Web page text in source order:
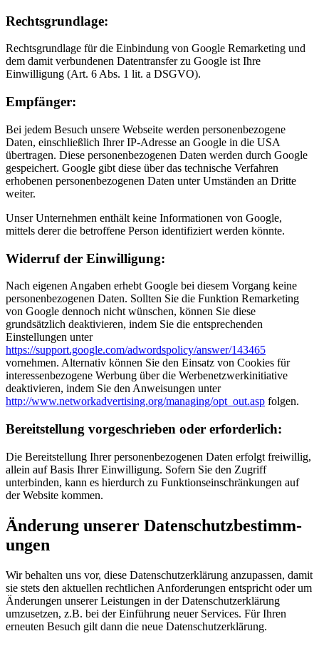
Rechts­grund­lage:
Rechtsgrundlage für die Einbindung von Google Remarketing und
dem damit verbundenen Datentransfer zu Google ist Ihre
Einwilligung (Art. 6 Abs. 1 lit. a DSGVO).
Empfänger:
Bei jedem Besuch unsere Webseite werden personenbezogene
Daten, einschließlich Ihrer IP-Adresse an Google in die USA
übertragen. Diese personenbezogenen Daten werden durch Google
gespeichert. Google gibt diese über das technische Verfahren
erhobenen personenbezogenen Daten unter Umständen an Dritte
weiter.
Unser Unternehmen enthält keine Informationen von Google,
mittels derer die betroffene Person identifiziert werden könnte.
Widerruf der Ein­willig­ung:
Nach eigenen Angaben erhebt Google bei diesem Vorgang keine
personenbezogenen Daten. Sollten Sie die Funktion Remarketing
von Google dennoch nicht wünschen, können Sie diese
grundsätzlich deaktivieren, indem Sie die entsprechenden
Einstellungen unter
https://support.google.com/adwordspolicy/answer/143465
vornehmen. Alternativ können Sie den Einsatz von Cookies für
interessenbezogene Werbung über die Werbenetzwerkinitiative
deaktivieren, indem Sie den Anweisungen unter
http://www.networkadvertising.org/managing/opt_out.asp folgen.
Bereit­stellung vor­ge­schrieben oder er­forder­lich:
Die Bereitstellung Ihrer personenbezogenen Daten erfolgt freiwillig,
allein auf Basis Ihrer Einwilligung. Sofern Sie den Zugriff
unterbinden, kann es hierdurch zu Funktionseinschränkungen auf
der Website kommen.
Änder­ung unserer Daten­schutz­bestimm­
ungen
Wir behalten uns vor, diese Datenschutzerklärung anzupassen, damit
sie stets den aktuellen rechtlichen Anforderungen entspricht oder um
Änderungen unserer Leistungen in der Datenschutzerklärung
umzusetzen, z.B. bei der Einführung neuer Services. Für Ihren
erneuten Besuch gilt dann die neue Datenschutzerklärung.